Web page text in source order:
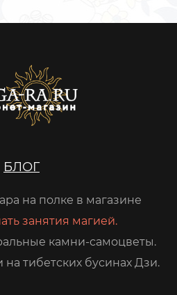
БЛОГ
на полке в магазине
занятия магией.
камни-самоцветы.
на тибетских бусинах Дзи.